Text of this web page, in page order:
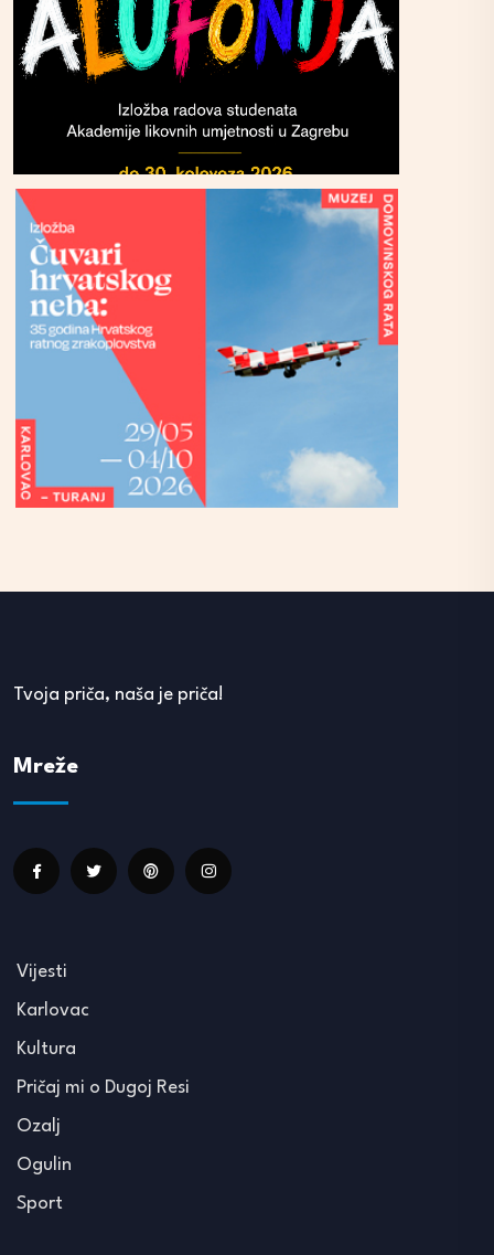
Tvoja priča, naša je priča!
Mreže
Vijesti
Karlovac
Kultura
Pričaj mi o Dugoj Resi
Ozalj
Ogulin
Sport